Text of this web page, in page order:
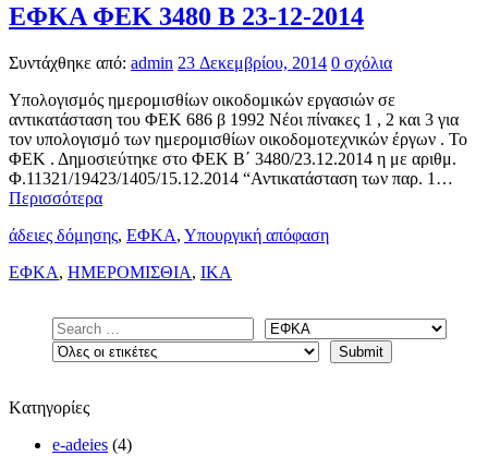
ΕΦΚΑ ΦΕΚ 3480 Β 23-12-2014
Συντάχθηκε από: admin 23 Δεκεμβρίου, 2014 0 σχόλια
Υπολογισμός ημερομισθίων οικοδομικών εργασιών σε
αντικατάσταση του ΦΕΚ 686 β 1992 Νέοι πίνακες 1 , 2 και 3 για
τον υπολογισμό των ημερομισθίων οικοδομοτεχνικών έργων . Το
ΦΕΚ . Δημοσιεύτηκε στο ΦΕΚ Β΄ 3480/23.12.2014 η με αριθμ.
Φ.11321/19423/1405/15.12.2014 “Αντικατάσταση των παρ. 1…
Περισσότερα
άδειες δόμησης, ΕΦΚΑ, Υπουργική απόφαση
ΕΦΚΑ, ΗΜΕΡΟΜΙΣΘΙΑ, ΙΚΑ
Kατηγορίες
e-adeies (4)